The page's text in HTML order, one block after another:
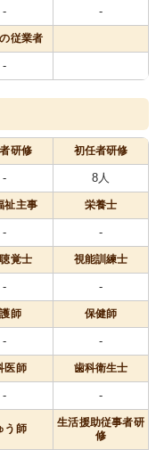
- -
従業者
-
研修 初任者研修
- 8人
祉主事 栄養士
- -
覚士 視能訓練士
- -
師 保健師
- -
医師 歯科衛生士
- -
う師
生活援助従事者研
修